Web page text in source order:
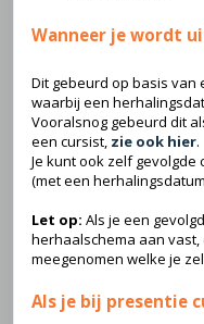
Wanneer je wordt
Dit gebeurd op basis van
waarbij een
Vooralsnog gebeurd dit
een cursist, zie ook hier.
Je kunt ook zelf
(met een
Let op: Als je een
herhaalschema aan
meegenomen welke je
Als je bij presentie